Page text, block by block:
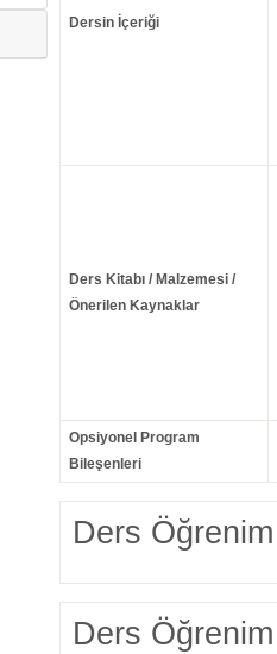
Dersin İçeriği
Ders Kitabı / Malzemesi /
Önerilen Kaynaklar
Opsiyonel Program
Bileşenleri
Ders Öğrenim
Ders Öğrenim